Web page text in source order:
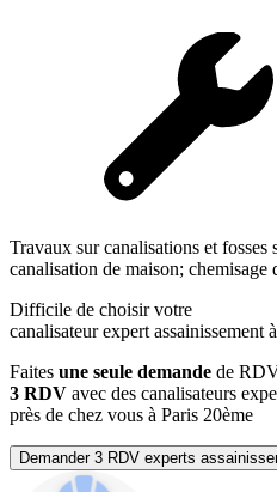
Travaux sur canalisations et fosses
canalisation de maison; chemisage
Difficile de choisir votre
canalisateur expert assainissement
Faites une seule demande de
3 RDV avec des canalisateurs
près de chez vous à Paris 20ème
Demander 3 RDV experts